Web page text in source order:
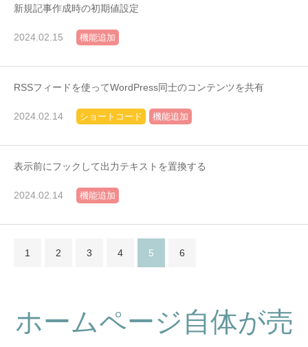
新規記事作成時の初期値設定
2024.02.15 機能追加
RSSフィードを使ってWordPress同士のコンテンツを共有
2024.02.14 ショートコード 機能追加
表示前にフックして出力テキストを置換する
2024.02.14 機能追加
1 2 3 4 5 6
ホームページ自体が売